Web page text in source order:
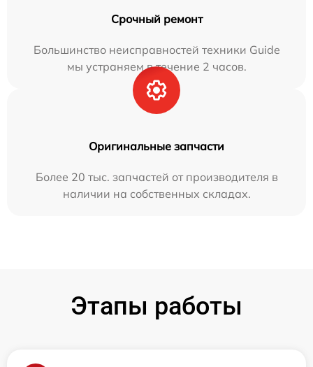
Срочный ремонт
Большинство неисправностей техники Guide
мы устраняем в течение 2 часов.
Оригинальные запчасти
Более 20 тыс. запчастей от производителя в
наличии на собственных складах.
Этапы работы